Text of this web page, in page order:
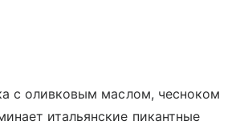
с оливковым маслом, чесноком
итальянские пикантные